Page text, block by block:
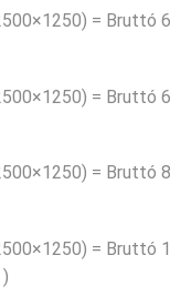
= Bruttó
= Bruttó
= Bruttó
= Bruttó